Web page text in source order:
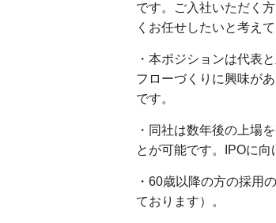
です。ご入社いただく
くお任せしたいと考えて
・本ポジションは代表
フローづくりに興味が
です。
・同社は数年後の上場
とが可能です。IPOに向
・60歳以降の方の採用
ております）。